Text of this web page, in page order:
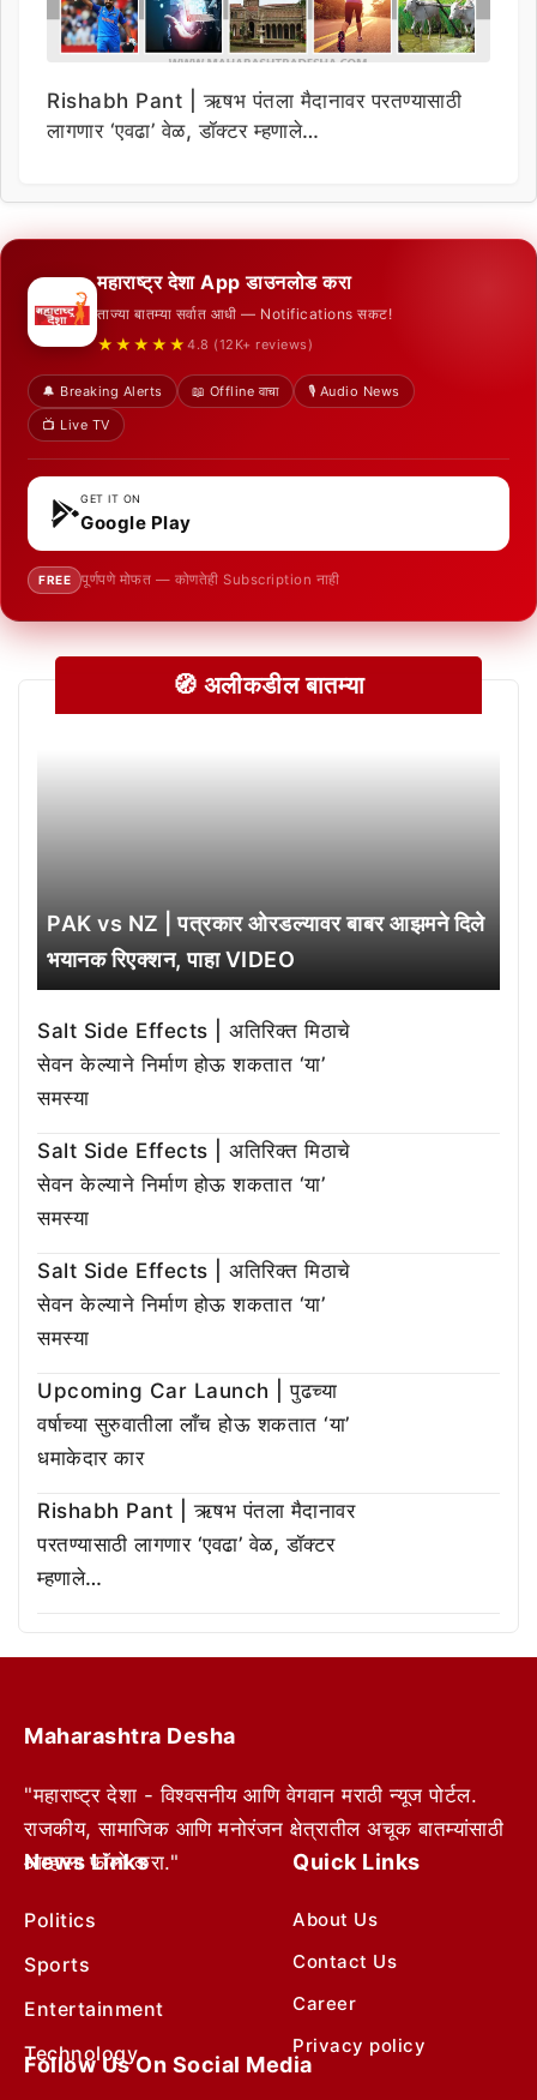
Rishabh Pant | ऋषभ पंतला मैदानावर परतण्यासाठी
लागणार ‘एवढा’ वेळ, डॉक्टर म्हणाले…
महाराष्ट्र देशा App डाउनलोड करा
ताज्या बातम्या सर्वात आधी — Notifications सकट!
★★★★★ 4.8 (12K+ reviews)
🔔 Breaking Alerts 📖 Offline वाचा
🎙️ Audio News
📺 Live TV
GET IT ON
Google Play
FREE पूर्णपणे मोफत — कोणतेही Subscription नाही
🧭 अलीकडील बातम्या
PAK vs NZ | पत्रकार ओरडल्यावर बाबर आझमने दिले
भयानक रिएक्शन, पाहा VIDEO
Salt Side Effects | अतिरिक्त मिठाचे
सेवन केल्याने निर्माण होऊ शकतात ‘या’
समस्या
Salt Side Effects | अतिरिक्त मिठाचे
सेवन केल्याने निर्माण होऊ शकतात ‘या’
समस्या
Salt Side Effects | अतिरिक्त मिठाचे
सेवन केल्याने निर्माण होऊ शकतात ‘या’
समस्या
Upcoming Car Launch | पुढच्या
वर्षाच्या सुरुवातीला लाँच होऊ शकतात ‘या’
धमाकेदार कार
Rishabh Pant | ऋषभ पंतला मैदानावर
परतण्यासाठी लागणार ‘एवढा’ वेळ, डॉक्टर
म्हणाले…
Maharashtra Desha
"महाराष्ट्र देशा - विश्वसनीय आणि वेगवान मराठी न्यूज पोर्टल.
राजकीय, सामाजिक आणि मनोरंजन क्षेत्रातील अचूक बातम्यांसाठी
आम्हाला फॉलो करा."
News Links
Politics
Sports
Entertainment
Technology
Quick Links
About Us
Contact Us
Career
Privacy policy
Follow Us On Social Media